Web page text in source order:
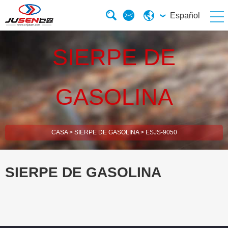
Español
SIERPE DE
GASOLINA
CASA> SIERPE DE GASOLINA> ESJS-9050
SIERPE DE GASOLINA
esHedge Trimmer